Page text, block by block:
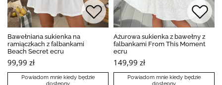
Bawełniana sukienka na
ramiączkach z falbankami
Beach Secret ecru
99,99 zł
Powiadom mnie kiedy będzie
Ażurowa sukienka z bawełny z
falbankami From This Moment
ecru
149,99 zł
Powiadom mnie kiedy będzie